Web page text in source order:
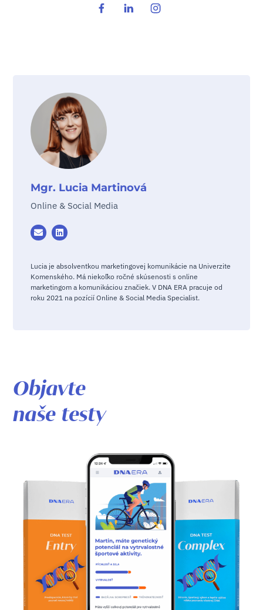
Mgr. Lucia Martinová
Online & Social Media
Lucia je absolventkou marketingovej komunikácie na Univerzite
Komenského. Má niekoľko ročné skúsenosti s online
marketingom a komunikáciou značiek. V DNA ERA pracuje od
roku 2021 na pozícií Online & Social Media Specialist.
Objavte
naše testy